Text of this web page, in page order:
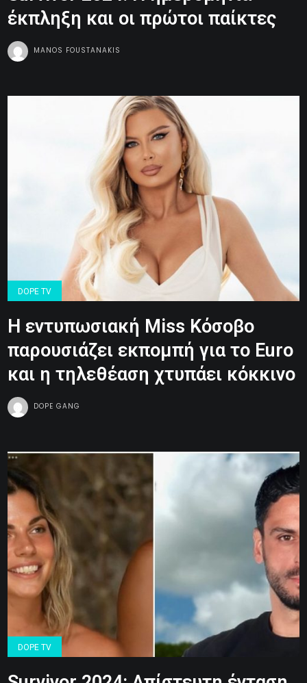
έκπληξη και οι πρώτοι παίκτες
MANOS FOUSTANAKIS
DOPE TV
H εντυπωσιακή Miss Κόσοβο
παρουσιάζει εκπομπή για το Euro
και η τηλεθέαση χτυπάει κόκκινο
DOPE GANG
DOPE TV